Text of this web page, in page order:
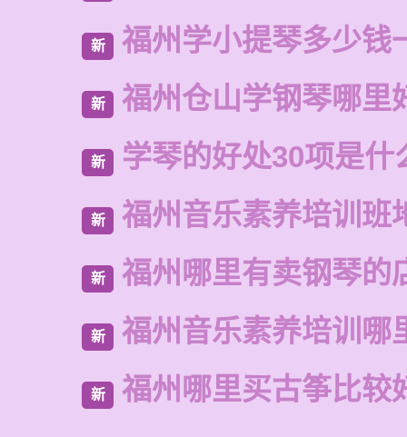
新 福州学小提琴多少钱
新 福州仓山学钢琴哪里
新 学琴的好处30项是什
新 福州音乐素养培训班
新 福州哪里有卖钢琴的
新 福州音乐素养培训哪
新 福州哪里买古筝比较